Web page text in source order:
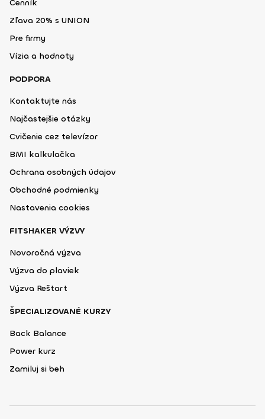
Cenník
Zľava 20% s UNION
Pre firmy
Vízia a hodnoty
PODPORA
Kontaktujte nás
Najčastejšie otázky
Cvičenie cez televízor
BMI kalkulačka
Ochrana osobných údajov
Obchodné podmienky
Nastavenia cookies
FITSHAKER VÝZVY
Novoročná výzva
Výzva do plaviek
Výzva Reštart
ŠPECIALIZOVANÉ KURZY
Back Balance
Power kurz
Zamiluj si beh